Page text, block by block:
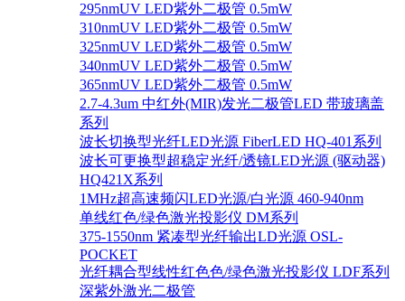
295nmUV LED紫外二极管 0.5mW
310nmUV LED紫外二极管 0.5mW
325nmUV LED紫外二极管 0.5mW
340nmUV LED紫外二极管 0.5mW
365nmUV LED紫外二极管 0.5mW
2.7-4.3um 中红外(MIR)发光二极管LED 带玻璃盖
系列
波长切换型光纤LED光源 FiberLED HQ-401系列
波长可更换型超稳定光纤/透镜LED光源 (驱动器)
HQ421X系列
1MHz超高速频闪LED光源/白光源 460-940nm
单线红色/绿色激光投影仪 DM系列
375-1550nm 紧凑型光纤输出LD光源 OSL-
POCKET
光纤耦合型线性红色色/绿色激光投影仪 LDF系列
深紫外激光二极管